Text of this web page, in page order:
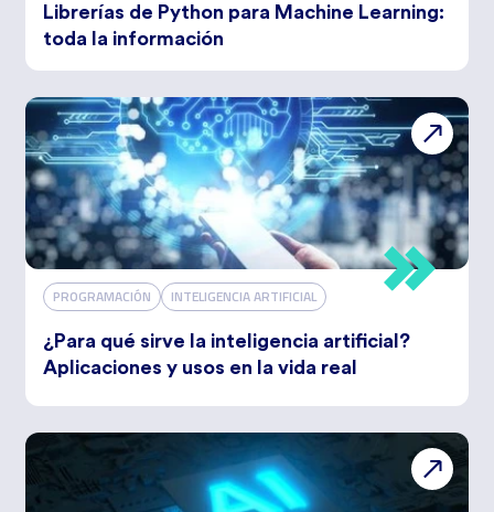
Librerías de Python para Machine Learning:
toda la información
PROGRAMACIÓN INTELIGENCIA ARTIFICIAL
¿Para qué sirve la inteligencia artificial?
Aplicaciones y usos en la vida real